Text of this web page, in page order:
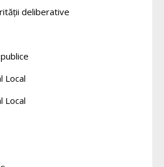
deliberative
Local
Local